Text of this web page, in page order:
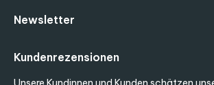
Kundenrezensionen
Newsletter